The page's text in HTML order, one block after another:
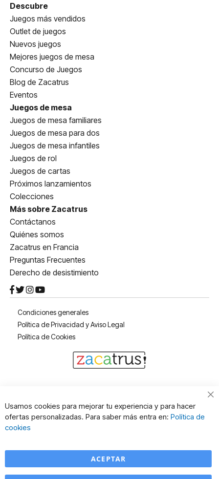
Descubre
Juegos más vendidos
Outlet de juegos
Nuevos juegos
Mejores juegos de mesa
Concurso de Juegos
Blog de Zacatrus
Eventos
Juegos de mesa
Juegos de mesa familiares
Juegos de mesa para dos
Juegos de mesa infantiles
Juegos de rol
Juegos de cartas
Próximos lanzamientos
Colecciones
Más sobre Zacatrus
Contáctanos
Quiénes somos
Zacatrus en Francia
Preguntas Frecuentes
Derecho de desistimiento
Condiciones generales
Política de Privacidad y Aviso Legal
Política de Cookies
Usamos cookies para mejorar tu experiencia y para hacer
ofertas personalizadas. Para saber más entra en: Política de
cookies
ACEPTAR